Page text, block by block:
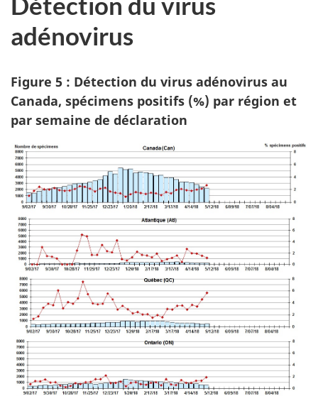
adénovirus
Figure 5 : Détection du virus adénovirus au
Canada, spécimens positifs (%) par région et
par semaine de déclaration